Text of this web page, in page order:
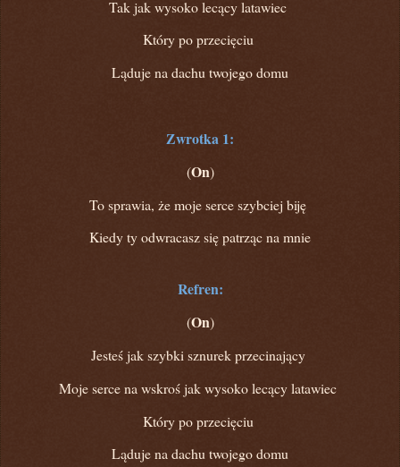
Tak jak wysoko lecący latawiec
Który po przecięciu
Ląduje na dachu twojego domu
Zwrotka 1:
(On)
To sprawia, że moje serce szybciej biję
Kiedy ty odwracasz się patrząc na mnie
Refren:
(On)
Jesteś jak szybki sznurek przecinający
Moje serce na wskroś jak wysoko lecący latawiec
Który po przecięciu
Ląduje na dachu twojego domu